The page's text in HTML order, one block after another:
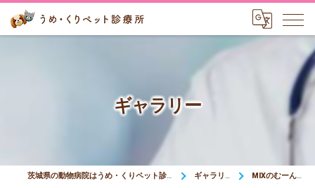
ギャラリー
茨城県の動物病院はうめ・くりペット診療所 ギャラリー MIXのむーんくん